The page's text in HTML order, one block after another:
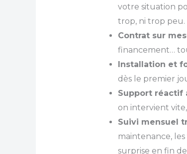
votre situation
trop, ni trop peu.
Contrat sur
financement…
Installation et
dès le premier
Support réactif
on intervient
Suivi mensuel
maintenance,
surprise en fin de